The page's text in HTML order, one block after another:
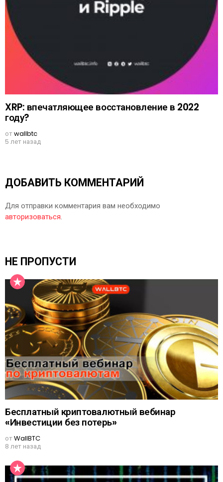
XRP: впечатляющее восстановление в 2022
году?
отwallbtc
5 лет назад
ДОБАВИТЬ КОММЕНТАРИЙ
Для отправки комментария вам необходимо
авторизоваться.
НЕ ПРОПУСТИ
Бесплатный криптовалютный вебинар
«Инвестиции без потерь»
отWallBTC
8 лет назад